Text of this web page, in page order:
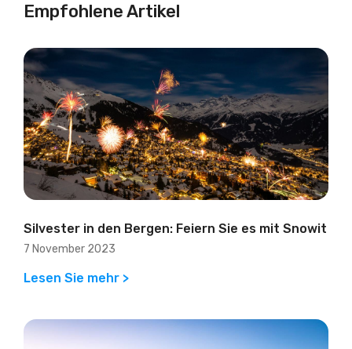
Empfohlene Artikel
Silvester in den Bergen: Feiern Sie es mit Snowit
7 November 2023
Lesen Sie mehr >